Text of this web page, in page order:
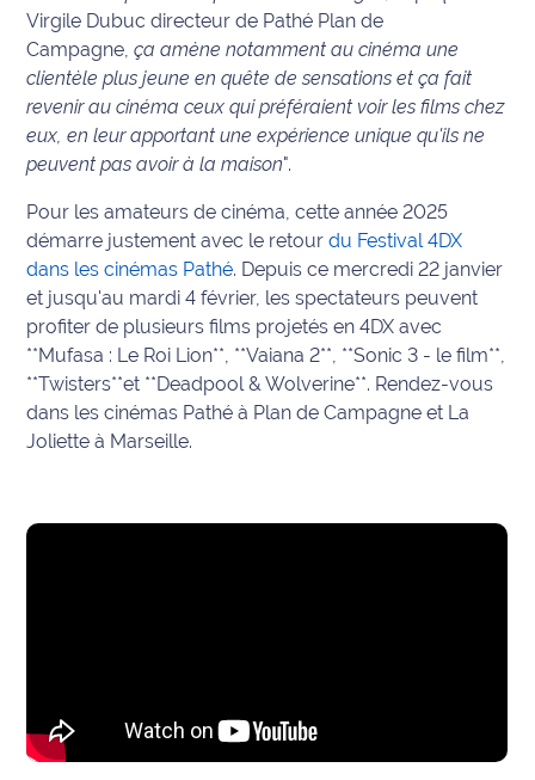
Santé
Social
Transport
National
International
Défense
Municipales
2026
Fil
Virgile Dubuc directeur de Pathé Plan de
Campagne,ça amène notamment au cinéma une
clientèle plus jeune en quête de sensations et ça fait
revenir au cinéma ceux qui préféraient voir les films chez
eux, en leur apportant une expérience unique qu'ils ne
peuvent pas avoir à la maison".
Pour les amateurs de cinéma, cette année 2025
démarre justement avec le retourdu Festival 4DX
dans les cinémas Pathé. Depuis ce mercredi 22 janvier
et jusqu'au mardi 4 février, les spectateurs peuvent
profiter de plusieurs films projetés en 4DX avec
**Mufasa : Le Roi Lion**, **Vaiana 2**, **Sonic 3 - le film**,
**Twisters**et **Deadpool & Wolverine**. Rendez-vous
dans les cinémas Pathé à Plan de Campagne et La
Joliette à Marseille.